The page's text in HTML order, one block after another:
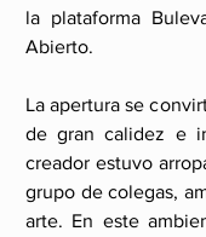
la plataforma
Abierto.
La apertura se
de gran calidez e
creador estuvo
grupo de colegas,
arte. En este